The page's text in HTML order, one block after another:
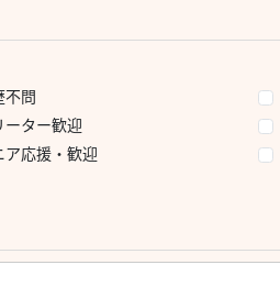
不問
ーター歓迎
ア応援・歓迎